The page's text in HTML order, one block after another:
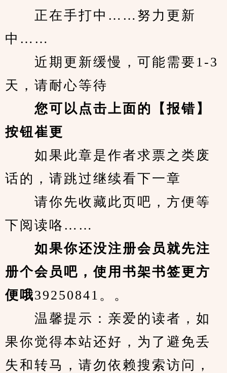
正在手打中……努力更新
中……
近期更新缓慢，可能需要1-3
天，请耐心等待
您可以点击上面的【报错】
按钮崔更
如果此章是作者求票之类废
话的，请跳过继续看下一章
请你先收藏此页吧，方便等
下阅读咯……
如果你还没注册会员就先注
册个会员吧，使用书架书签更方
便哦39250841。。
温馨提示：亲爱的读者，如
果你觉得本站还好，为了避免丢
失和转马，请勿依赖搜索访问，